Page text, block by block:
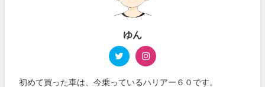
ゆん
初めて買った車は、今乗っているハリアー６０です。